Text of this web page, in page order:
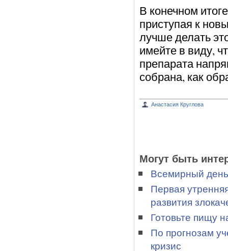
В конечном
приступая к
лучше делать
имейте в виду,
препарата
собрана, как
Анастасия Круглова
Могут быть
Всемирный
Первая
развития
Готовьте пищу
По прогнозам
кризис